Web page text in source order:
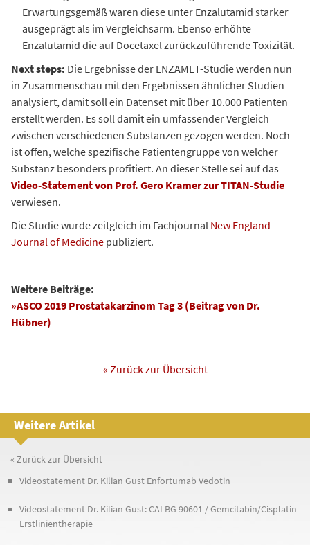
Erwartungsgemäß waren diese unter Enzalutamid starker
ausgeprägt als im Vergleichsarm. Ebenso erhöhte
Enzalutamid die auf Docetaxel zurückzuführende Toxizität.
Next steps: Die Ergebnisse der ENZAMET-Studie werden nun
in Zusammenschau mit den Ergebnissen ähnlicher Studien
analysiert, damit soll ein Datenset mit über 10.000 Patienten
erstellt werden. Es soll damit ein umfassender Vergleich
zwischen verschiedenen Substanzen gezogen werden. Noch
ist offen, welche spezifische Patientengruppe von welcher
Substanz besonders profitiert. An dieser Stelle sei auf das
Video-Statement von Prof. Gero Kramer zur TITAN-Studie
verwiesen.
Die Studie wurde zeitgleich im Fachjournal New England
Journal of Medicine publiziert.
Weitere Beiträge:
»ASCO 2019 Prostatakarzinom Tag 3 (Beitrag von Dr.
Hübner)
« Zurück zur Übersicht
Weitere Artikel
« Zurück zur Übersicht
Videostatement Dr. Kilian Gust Enfortumab Vedotin
Videostatement Dr. Kilian Gust: CALBG 90601 / Gemcitabin/Cisplatin-
Erstlinientherapie